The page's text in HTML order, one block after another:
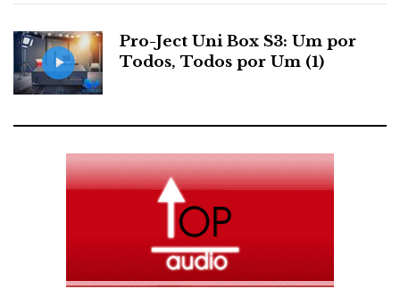
Pro-Ject Uni Box S3: Um por
Todos, Todos por Um (1)